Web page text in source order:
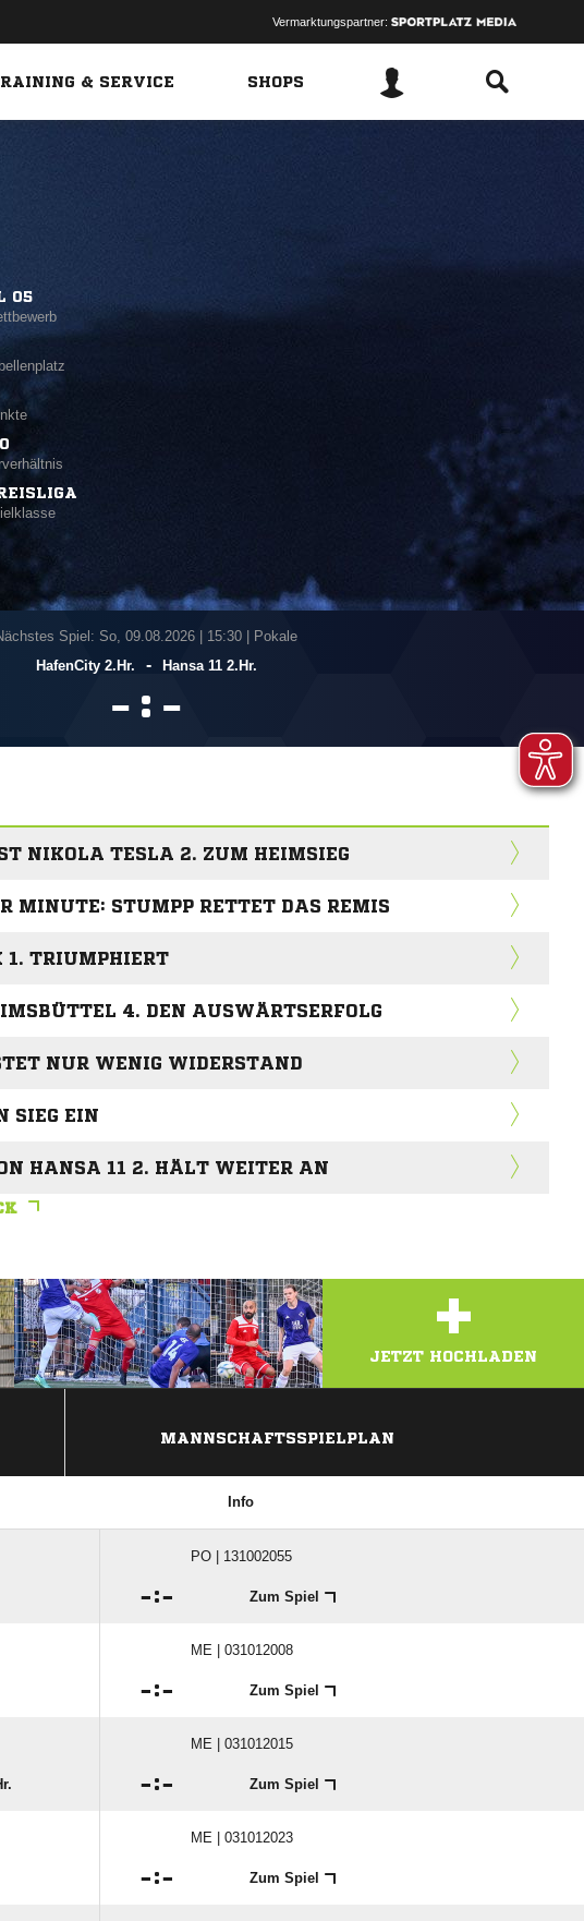
Vermarktungspartner:
& SERVICE SHOPS
05
Spiel: So, 09.08.2026
15:30 | Pokale
HafenCity 2.Hr.
- Hansa 11 2.Hr.
 : 
NIKOLA TESLA 2. ZUM HEIMSIEG
MINUTE: STUMPP RETTET DAS REMIS
1. TRIUMPHIERT
4. DEN AUSWÄRTSERFOLG
NUR WENIG WIDERSTAND
SIEG EIN
HANSA 11 2. HÄLT WEITER AN
+
JETZT HOCHLADEN
MANNSCHAFTSSPIELPLAN
Info
PO | 131002055
: Zum Spiel
ME | 031012008
: Zum Spiel
ME | 031012015
: Zum Spiel
ME | 031012023
: Zum Spiel